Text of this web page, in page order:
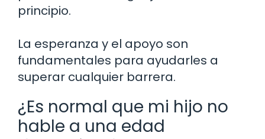
principio.
La esperanza y el apoyo son
fundamentales para ayudarles a
superar cualquier barrera.
¿Es normal que mi hijo no
hable a una edad